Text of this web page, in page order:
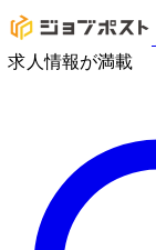
求人情報が満載